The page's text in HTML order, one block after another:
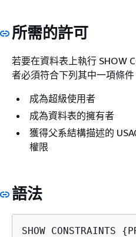
所需的許可
若要在資料表上執行 SHOW
者必須符合下列其中一項條件
成為超級使用者
成為資料表的擁有者
獲得父系結構描述的
權限
語法
SHOW CONSTRAINTS {